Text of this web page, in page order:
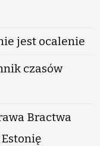
jest ocalenie
czasów
Bractwa